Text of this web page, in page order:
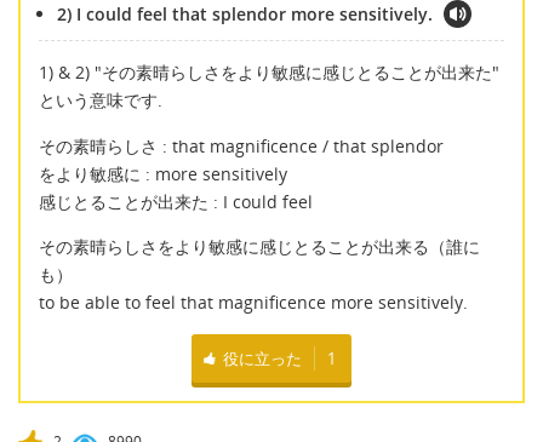
2) I could feel that splendor more sensitively.
1) & 2) "その素晴らしさをより敏感に感じとることが出来た"
という意味です.
その素晴らしさ : that magnificence / that splendor
をより敏感に : more sensitively
感じとることが出来た : I could feel
その素晴らしさをより敏感に感じとることが出来る（誰に
も）
to be able to feel that magnificence more sensitively.
役に立った 1